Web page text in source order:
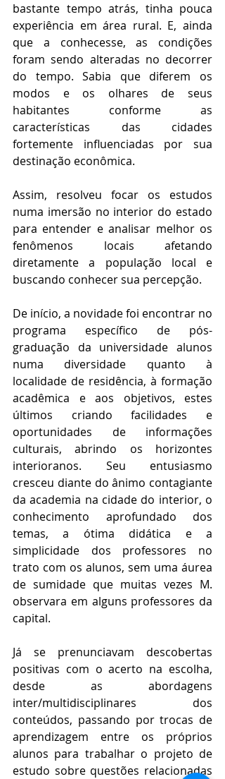
bastante tempo atrás, tinha pouca
experiência em área rural. E, ainda
que a conhecesse, as condições
foram sendo alteradas no decorrer
do tempo. Sabia que diferem os
modos e os olhares de seus
habitantes conforme as
características das cidades
fortemente influenciadas por sua
destinação econômica.
Assim, resolveu focar os estudos
numa imersão no interior do estado
para entender e analisar melhor os
fenômenos locais afetando
diretamente a população local e
buscando conhecer sua percepção.
De início, a novidade foi encontrar no
programa específico de pós-
graduação da universidade alunos
numa diversidade quanto à
localidade de residência, à formação
acadêmica e aos objetivos, estes
últimos criando facilidades e
oportunidades de informações
culturais, abrindo os horizontes
interioranos. Seu entusiasmo
cresceu diante do ânimo contagiante
da academia na cidade do interior, o
conhecimento aprofundado dos
temas, a ótima didática e a
simplicidade dos professores no
trato com os alunos, sem uma áurea
de sumidade que muitas vezes M.
observara em alguns professores da
capital.
Já se prenunciavam descobertas
positivas com o acerto na escolha,
desde as abordagens
inter/multidisciplinares dos
conteúdos, passando por trocas de
aprendizagem entre os próprios
alunos para trabalhar o projeto de
estudo sobre questões relacionadas